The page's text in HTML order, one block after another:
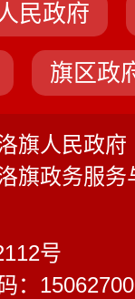
民政府
旗区政
旗人民政府
旗政务服务
号
：